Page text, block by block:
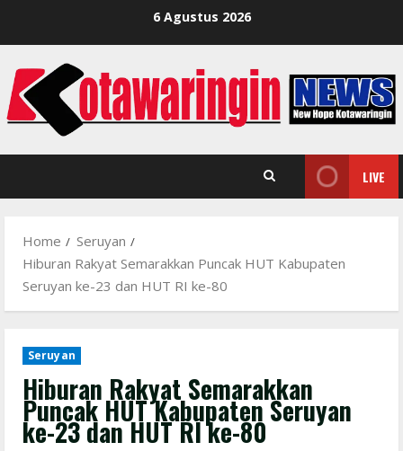
6 Agustus 2026
LIVE
Home
Seruyan
Hiburan Rakyat Semarakkan Puncak HUT Kabupaten
Seruyan ke-23 dan HUT RI ke-80
Seruyan
Hiburan Rakyat Semarakkan
Puncak HUT Kabupaten Seruyan
ke-23 dan HUT RI ke-80